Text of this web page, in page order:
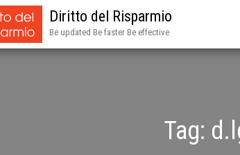
Diritto del Risparmio
Be updated Be faster Be effective
Tag: